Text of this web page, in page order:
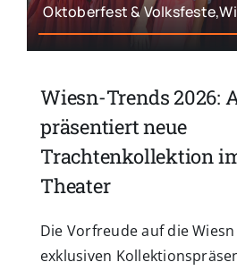
Oktoberfest &
Wiesn-Trends 2026:
präsentiert neue
Trachtenkollektion
Theater
Die Vorfreude auf die
exklusiven